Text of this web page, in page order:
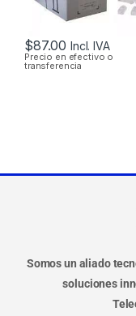
$87.00 Incl. IVA
Precio en efectivo o
transferencia
Somos un aliado
soluciones